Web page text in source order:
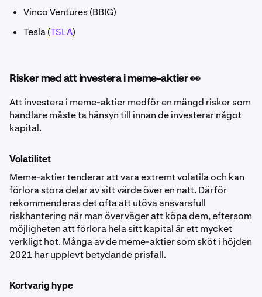
Vinco Ventures (BBIG)
Tesla (TSLA)
Risker med att investera i meme-aktier 👀
Att investera i meme-aktier medför en mängd risker som
handlare måste ta hänsyn till innan de investerar något
kapital.
Volatilitet
Meme-aktier tenderar att vara extremt volatila och kan
förlora stora delar av sitt värde över en natt. Därför
rekommenderas det ofta att utöva ansvarsfull
riskhantering när man överväger att köpa dem, eftersom
möjligheten att förlora hela sitt kapital är ett mycket
verkligt hot. Många av de meme-aktier som sköt i höjden
2021 har upplevt betydande prisfall.
Kortvarig hype